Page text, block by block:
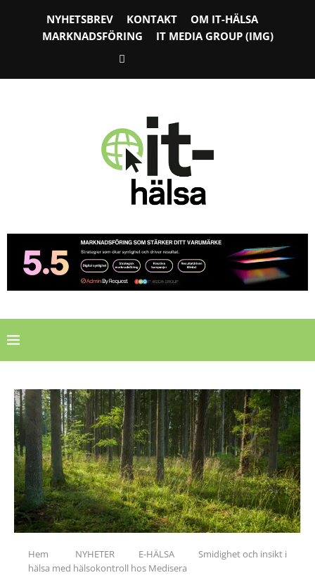
NYHETSBREV KONTAKT
OM IT-HÄLSA
MARKNADSFÖRING
IT MEDIA GROUP (IMG)
Hem NYHETER E-HÄLSA
Smidighet och insikt i
hälsa med hälsokontroll hos Medisera